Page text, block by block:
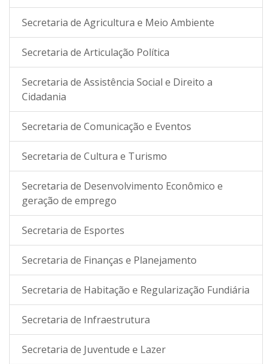
Secretaria de Agricultura e Meio Ambiente
Secretaria de Articulação Política
Secretaria de Assistência Social e Direito a
Cidadania
Secretaria de Comunicação e Eventos
Secretaria de Cultura e Turismo
Secretaria de Desenvolvimento Econômico e
geração de emprego
Secretaria de Esportes
Secretaria de Finanças e Planejamento
Secretaria de Habitação e Regularização Fundiária
Secretaria de Infraestrutura
Secretaria de Juventude e Lazer